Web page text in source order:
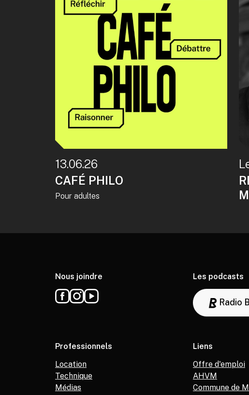
13.06.26
CAFÉ PHILO
Pour adultes
Nous joindre Les podcasts
Radio
Professionnels
Location
Technique
Médias
Liens
Offre d'emploi
AHVM
Commune de